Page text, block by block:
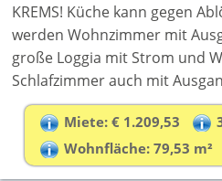
KREMS! Küche kann gegen
werden Wohnzimmer mit
große Loggia mit Strom und
Schlafzimmer auch mit
Miete: € 1.209,53
Wohnfläche: 79,53 m²